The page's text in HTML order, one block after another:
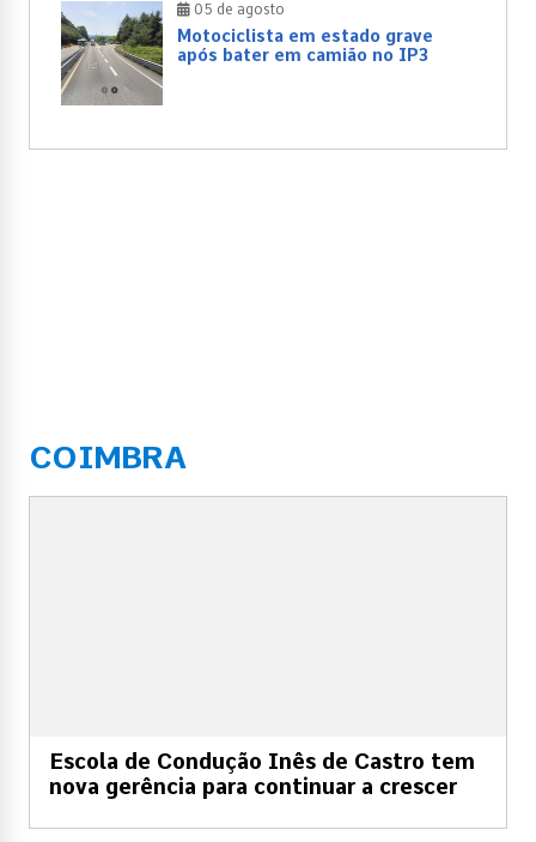
05 de agosto
Motociclista em estado grave
após bater em camião no IP3
COIMBRA
Escola de Condução Inês de Castro tem
nova gerência para continuar a crescer